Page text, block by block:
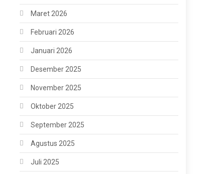
Maret 2026
Februari 2026
Januari 2026
Desember 2025
November 2025
Oktober 2025
September 2025
Agustus 2025
Juli 2025